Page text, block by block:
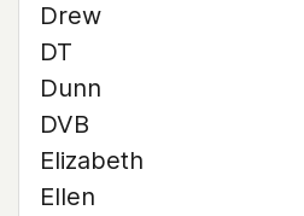
Drew
DT
Dunn
DVB
Elizabeth
Ellen